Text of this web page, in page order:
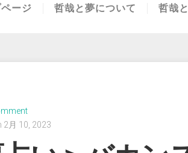
ページ 哲哉と夢について 哲哉
2月 10, 2023